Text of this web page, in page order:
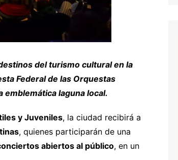
del turismo cultural en la
Federal de las Orquestas
laguna local.
y Juveniles, la ciudad recibirá a
, quienes participarán de una
abiertos al público, en un